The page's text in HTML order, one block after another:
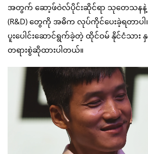
အတွက် ဆော့ဖ်ဝဲလ်ပိုင်းဆိုင်ရာ သုတေသနနဲ့ ဖွံ့
(R&D) တွေကို အဓိက လုပ်ကိုင်ပေးခဲ့ရတာပါ။
ပူးပေါင်းဆောင်ရွက်ခဲ့တဲ့ ထိုင်ဝမ် နိုင်ငံသား
တရားစွဲဆိုထားပါတယ်။